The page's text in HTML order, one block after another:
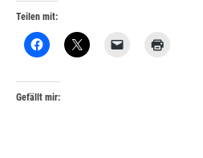
Teilen mit:
Gefällt mir: